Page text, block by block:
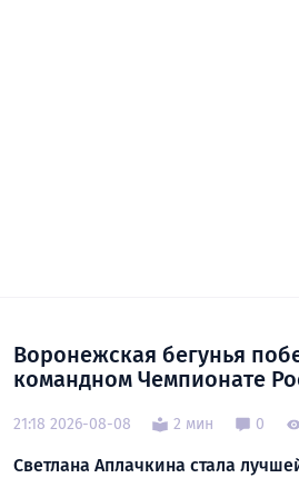
Воронежская бегунья
командном Чемпионате
21:18 2026-08-08 2 мин 0
Светлана Аплачкина стала